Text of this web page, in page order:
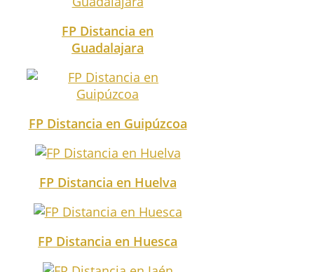
FP Distancia en
Guadalajara
FP Distancia en Guipúzcoa
FP Distancia en Huelva
FP Distancia en Huesca